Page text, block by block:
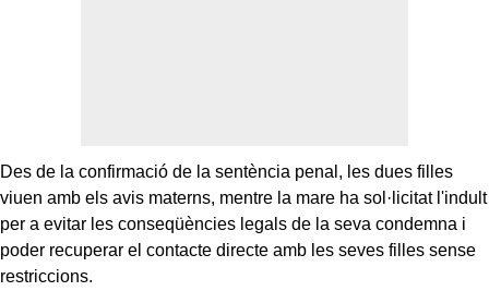
Des de la confirmació de la sentència penal, les dues filles
viuen amb els avis materns, mentre la mare ha sol·licitat l'indult
per a evitar les conseqüències legals de la seva condemna i
poder recuperar el contacte directe amb les seves filles sense
restriccions.